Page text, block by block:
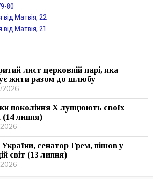
80
від Матвія, 22
від Матвія, 21
лист церковній парі, яка
жити разом до шлюбу
2026
покоління Х лупцюють своїх
(14 липня)
сенатор Грем, пішов у
світ (13 липня)